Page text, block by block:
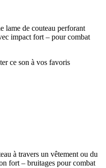
lame de couteau perforant
impact fort – pour combat
à travers un vêtement ou du
fort – bruitages pour combat